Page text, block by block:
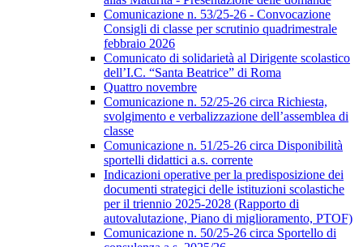
Comunicazione n. 53/25-26 - Convocazione
Consigli di classe per scrutinio quadrimestrale
febbraio 2026
Comunicato di solidarietà al Dirigente scolastico
dell’I.C. “Santa Beatrice” di Roma
Quattro novembre
Comunicazione n. 52/25-26 circa Richiesta,
svolgimento e verbalizzazione dell’assemblea di
classe
Comunicazione n. 51/25-26 circa Disponibilità
sportelli didattici a.s. corrente
Indicazioni operative per la predisposizione dei
documenti strategici delle istituzioni scolastiche
per il triennio 2025-2028 (Rapporto di
autovalutazione, Piano di miglioramento, PTOF)
Comunicazione n. 50/25-26 circa Sportello di